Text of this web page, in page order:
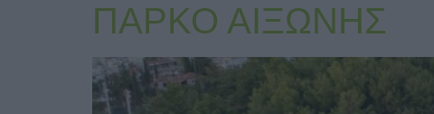
ΠΑΡΚΟ ΑΙΞΩΝΗΣ